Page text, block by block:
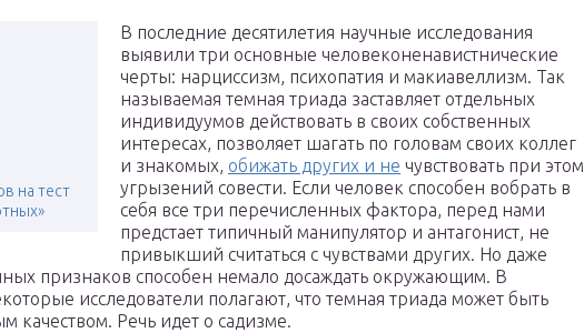
на тест
В последние десятилетия научные исследования
выявили три основные человеконенавистнические
черты: нарциссизм, психопатия и макиавеллизм. Так
называемая темная триада заставляет отдельных
индивидуумов действовать в своих собственных
интересах, позволяет шагать по головам своих коллег
и знакомых, обижать других и не чувствовать при этом
угрызений совести. Если человек способен вобрать в
себя все три перечисленных фактора, перед нами
предстает типичный манипулятор и антагонист, не
привыкший считаться с чувствами других. Но даже
признаков способен немало досаждать окружающим. В
исследователи полагают, что темная триада может быть
качеством. Речь идет о садизме.